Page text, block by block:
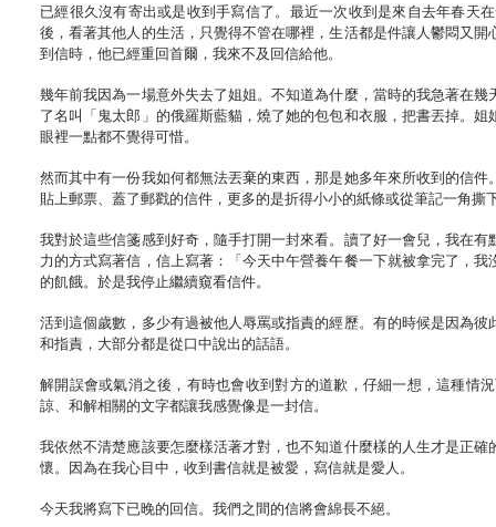
已經很久沒有寄出或是收到手寫信了。最近一次收到是來自去年春天
後，看著其他人的生活，只覺得不管在哪裡，生活都是件讓人鬱悶又
到信時，他已經重回首爾，我來不及回信給他。
幾年前我因為一場意外失去了姐姐。不知道為什麼，當時的我急著在
了名叫「鬼太郎」的俄羅斯藍貓，燒了她的包包和衣服，把書丟掉。
眼裡一點都不覺得可惜。
然而其中有一份我如何都無法丟棄的東西，那是她多年來所收到的信
貼上郵票、蓋了郵戳的信件，更多的是折得小小的紙條或從筆記一角
我對於這些信箋感到好奇，隨手打開一封來看。讀了好一會兒，我在
力的方式寫著信，信上寫著：「今天中午營養午餐一下就被拿完了，
的飢餓。於是我停止繼續窺看信件。
活到這個歲數，多少有過被他人辱罵或指責的經歷。有的時候是因為
和指責，大部分都是從口中說出的話語。
解開誤會或氣消之後，有時也會收到對方的道歉，仔細一想，這種情
諒、和解相關的文字都讓我感覺像是一封信。
我依然不清楚應該要怎麼樣活著才對，也不知道什麼樣的人生才是正
懷。因為在我心目中，收到書信就是被愛，寫信就是愛人。
今天我將寫下已晚的回信。我們之間的信將會綿長不絕。